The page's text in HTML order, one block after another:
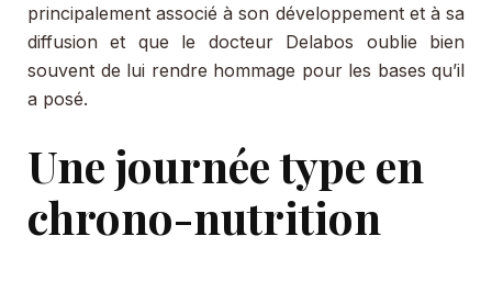
principalement associé à son développement et à sa
diffusion et que le docteur Delabos oublie bien
souvent de lui rendre hommage pour les bases qu’il
a posé.
Une journée type en
chrono-nutrition